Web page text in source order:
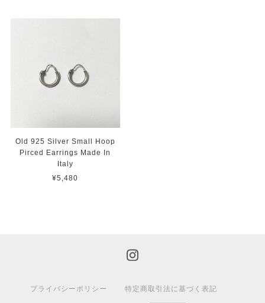
Old 925 Silver Small Hoop
Pirced Earrings Made In
Italy
¥5,480
プライバシーポリシー 特定商取引法に基づく表記